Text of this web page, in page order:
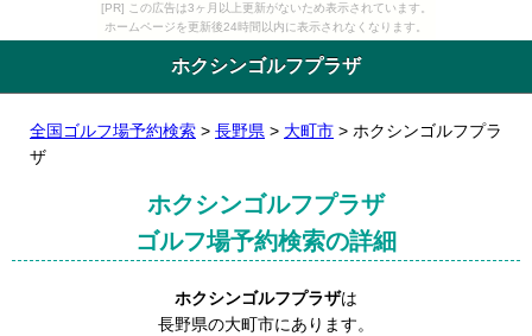
[PR] この広告は3ヶ月以上更新がないため表示されています。
ホームページを更新後24時間以内に表示されなくなります。
ホクシンゴルフプラザ
全国ゴルフ場予約検索 > 長野県 > 大町市 > ホクシンゴルフプラ
ザ
ホクシンゴルフプラザ
ゴルフ場予約検索の詳細
ホクシンゴルフプラザは
長野県の大町市にあります。